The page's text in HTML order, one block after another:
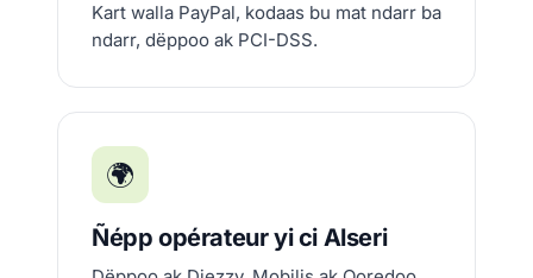
Kart walla PayPal, kodaas bu mat ndarr ba
ndarr, dëppoo ak PCI-DSS.
🌍
Ñépp opérateur yi ci Alseri